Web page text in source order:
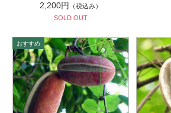
2,200円
（税込み）
SOLD OUT